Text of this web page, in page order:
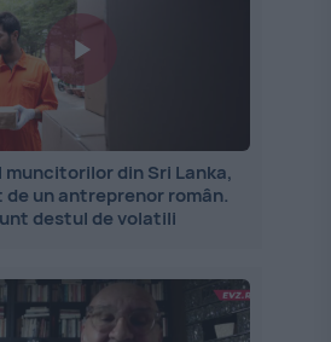
din Sri Lanka,
un antreprenor român.
destul de volatili